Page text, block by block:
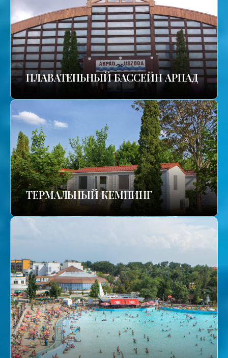
ПЛАВАТЕПЬНЫЙ БАССЕЙН АРПАД
ТЕРМАЛЬНЫЙ КЕМПИНГ